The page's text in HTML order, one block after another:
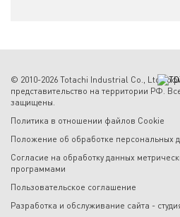
© 2010-2026 Totachi Industrial Co., Ltd.,
представительство на территории РФ.
защищены.
Политика в отношении файлов Cookie
Положение об обработке персональных
Согласие на обработку данных
программами
Пользовательское соглашение
Разработка и обслуживание сайта -